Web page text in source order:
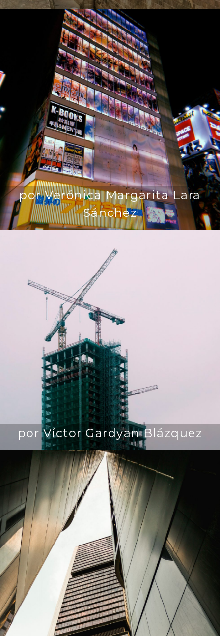
por Verónica Margarita Lara
Sánchez
por Víctor Gardyan Blázquez